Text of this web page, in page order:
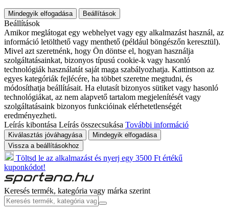
Mindegyik elfogadása Beállítások
Beállítások
Amikor meglátogat egy webhelyet vagy egy alkalmazást használ, az
információ letölthető vagy menthető (például böngészőn keresztül).
Mivel azt szeretnénk, hogy Ön döntse el, hogyan használja
szolgáltatásainkat, bizonyos típusú cookie-k vagy hasonló
technológiák használatát saját maga szabályozhatja. Kattintson az
egyes kategóriák fejlécére, ha többet szeretne megtudni, és
módosíthatja beállításait. Ha elutasít bizonyos sütiket vagy hasonló
technológiákat, az nem alapvető tartalom megjelenítését vagy
szolgáltatásaink bizonyos funkcióinak elérhetetlenségét
eredményezheti.
Leírás kibontása Leírás összecsukása További információ
Kiválasztás jóváhagyása
Mindegyik elfogadása
Vissza a beállításokhoz
Töltsd le az alkalmazást és nyerj egy 3500 Ft értékű
kuponkódot!
Keresés termék, kategória vagy márka szerint